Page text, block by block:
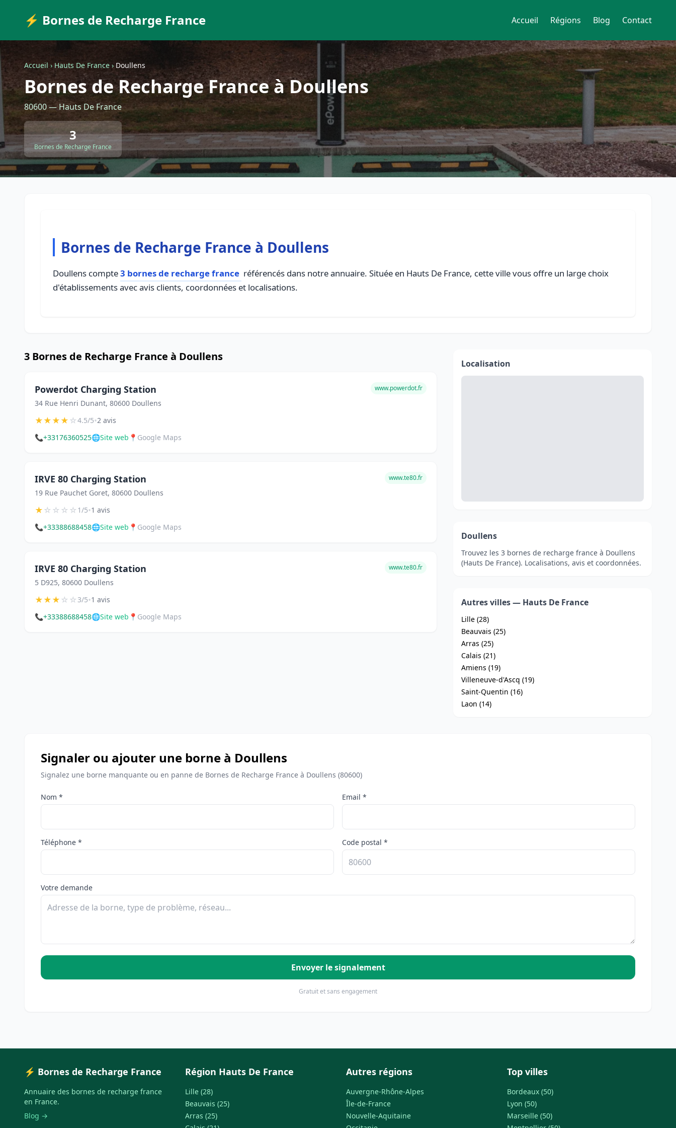
⚡ Bornes de Recharge France Accueil Régions Blog Contact
Accueil › Hauts De France › Doullens
Bornes de Recharge France à Doullens
80600 — Hauts De France
3
Bornes de Recharge France
Bornes de Recharge France à Doullens
Doullens compte3 bornes de recharge france référencés dans notre annuaire. Située en Hauts De France, cette ville vous offre un large choix
d'établissements avec avis clients, coordonnées et localisations.
3 Bornes de Recharge France à Doullens
Powerdot Charging Station
34 Rue Henri Dunant, 80600 Doullens
www.powerdot.fr
★★★★☆4.5/5•2 avis
📞+33176360525🌐Site web 📍 Google Maps
IRVE 80 Charging Station
19 Rue Pauchet Goret, 80600 Doullens
www.te80.fr
★☆☆☆☆1/5•1 avis
📞+33388688458🌐Site web 📍 Google Maps
IRVE 80 Charging Station
5 D925, 80600 Doullens
www.te80.fr
★★★☆☆3/5•1 avis
📞+33388688458🌐Site web 📍 Google Maps
Localisation
Doullens
Trouvez les 3 bornes de recharge france à Doullens
(Hauts De France). Localisations, avis et coordonnées.
Autres villes — Hauts De France
Lille (28)
Beauvais (25)
Arras (25)
Calais (21)
Amiens (19)
Villeneuve-d'Ascq (19)
Saint-Quentin (16)
Laon (14)
Signaler ou ajouter une borne à Doullens
Signalez une borne manquante ou en panne de Bornes de Recharge France à Doullens (80600)
Nom * Email *
Téléphone * Code postal *
Votre demande
Envoyer le signalement
Gratuit et sans engagement
⚡ Bornes de Recharge France
Annuaire des bornes de recharge france
en France.
Blog →
Région Hauts De France
Lille (28)
Beauvais (25)
Arras (25)
Autres régions
Auvergne-Rhône-Alpes
Île-de-France
Nouvelle-Aquitaine
Top villes
Bordeaux (50)
Lyon (50)
Marseille (50)